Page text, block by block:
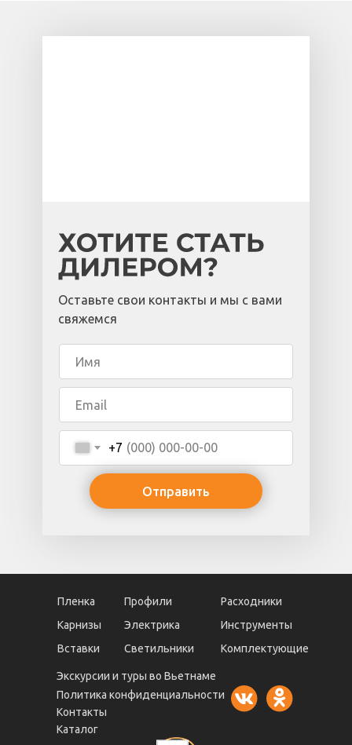
+7
Отправить
Оставьте свои контакты и мы с вами
свяжемся
Пленка Профили
Вставки Комплектующие
Светильники
Карнизы Электрика Инструменты
Политика конфиденциальности
Экскурсии и туры во Вьетнаме
Каталог
Контакты
Расходники